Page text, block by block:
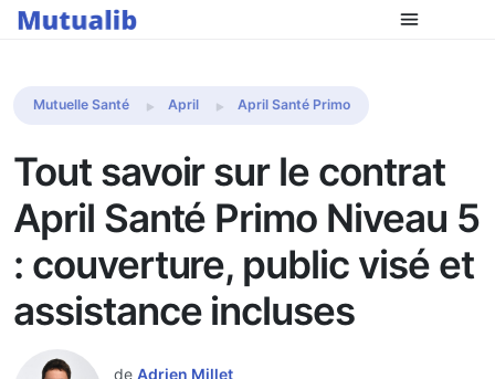
Comparer les mutuelles
Mutuelle Santé April April Santé Primo
Tout savoir sur le contrat
April Santé Primo Niveau 5
: couverture, public visé et
assistance incluses
de Adrien Millet